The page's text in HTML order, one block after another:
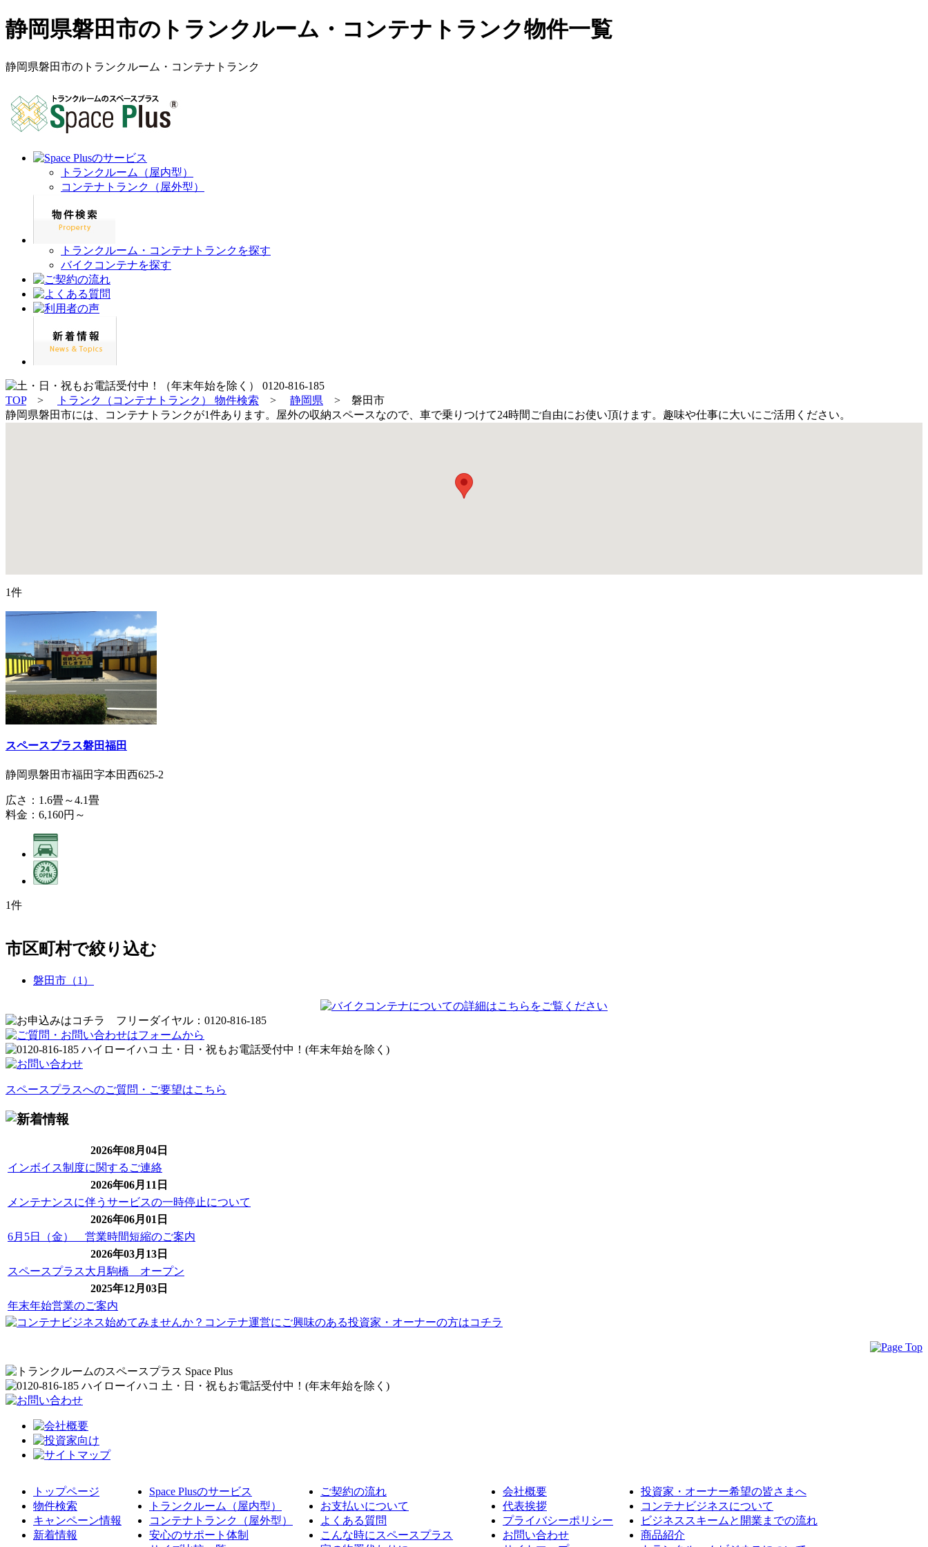
静岡県磐田市のトランクルーム・コンテナトランク物件一覧
静岡県磐田市のトランクルーム・コンテナトランク
トランクルーム（屋内型）
コンテナトランク（屋外型）
トランクルーム・コンテナトランクを探す
バイクコンテナを探す
TOP> トランク（コンテナトランク） 物件検索 > 静岡県 > 磐田市
静岡県磐田市には、コンテナトランクが1件あります。屋外の収納スペースなので、車で乗りつけて24時間ご自由にお使い頂けます。趣味や仕事に大いにご活用ください。
1件
スペースプラス磐田福田
静岡県磐田市福田字本田西625-2
広さ：1.6畳～4.1畳
料金：6,160円～
1件
市区町村で絞り込む
磐田市（1）
スペースプラスへのご質問・ご要望はこちら
2026年08月04日
インボイス制度に関するご連絡
2026年06月11日
メンテナンスに伴うサービスの一時停止について
2026年06月01日
6月5日（金） 営業時間短縮のご案内
2026年03月13日
スペースプラス大月駒橋 オープン
2025年12月03日
年末年始営業のご案内
トップページ
物件検索
キャンペーン情報
新着情報
Space Plusのサービス
トランクルーム（屋内型）
コンテナトランク（屋外型）
安心のサポート体制
ご契約の流れ
お支払いについて
よくある質問
こんな時にスペースプラス
会社概要
代表挨拶
プライバシーポリシー
お問い合わせ
投資家・オーナー希望の皆さまへ
コンテナビジネスについて
ビジネススキームと開業までの流れ
商品紹介